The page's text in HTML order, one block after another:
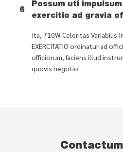
6
Possum uti
exercitio ad gravia
Ita, 710W Celeritas Variabilis
EXERCITATIO ordinatur ad
officiorum, faciens illud
quovis negotio.